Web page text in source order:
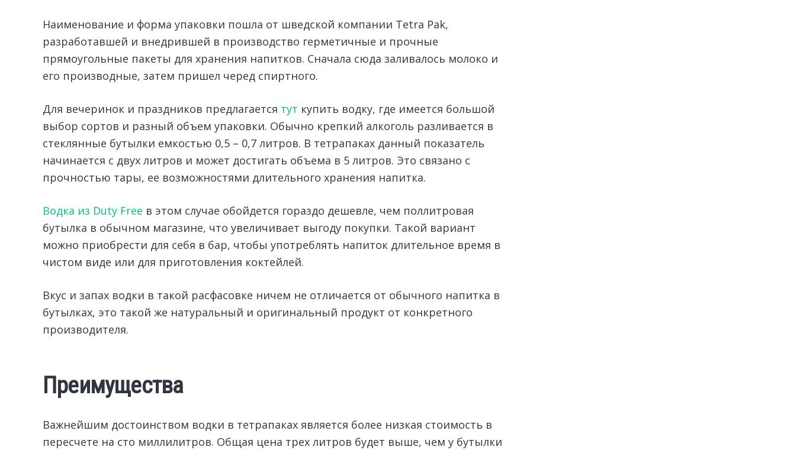
Наименование и форма упаковки пошла от шведской компании Tetra Pak,
разработавшей и внедрившей в производство герметичные и прочные
прямоугольные пакеты для хранения напитков. Сначала сюда заливалось молоко и
его производные, затем пришел черед спиртного.
Для вечеринок и праздников предлагается тут купить водку, где имеется большой
выбор сортов и разный объем упаковки. Обычно крепкий алкоголь разливается в
стеклянные бутылки емкостью 0,5 – 0,7 литров. В тетрапаках данный показатель
начинается с двух литров и может достигать объема в 5 литров. Это связано с
прочностью тары, ее возможностями длительного хранения напитка.
Водка из Duty Free в этом случае обойдется гораздо дешевле, чем поллитровая
бутылка в обычном магазине, что увеличивает выгоду покупки. Такой вариант
можно приобрести для себя в бар, чтобы употреблять напиток длительное время в
чистом виде или для приготовления коктейлей.
Вкус и запах водки в такой расфасовке ничем не отличается от обычного напитка в
бутылках, это такой же натуральный и оригинальный продукт от конкретного
производителя.
Преимущества
Важнейшим достоинством водки в тетрапаках является более низкая стоимость в
пересчете на сто миллилитров. Общая цена трех литров будет выше, чем у бутылки